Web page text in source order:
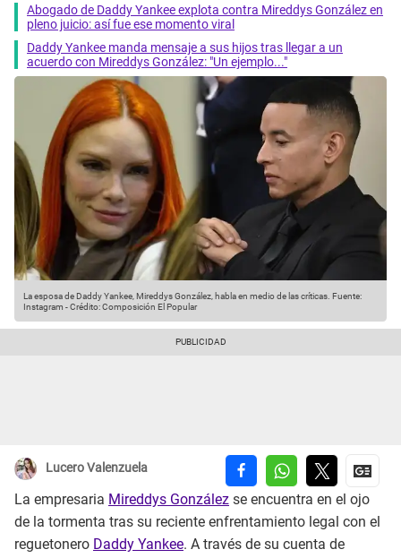
Abogado de Daddy Yankee explota contra Mireddys González en
pleno juicio: así fue ese momento viral
Daddy Yankee manda mensaje a sus hijos tras llegar a un
acuerdo con Mireddys González: "Un ejemplo..."
La esposa de Daddy Yankee, Mireddys González, habla en medio de las críticas. Fuente:
Instagram -Crédito: Composición El Popular
Lucero Valenzuela
La empresaria Mireddys González se encuentra en el ojo
de la tormenta tras su reciente enfrentamiento legal con el
reguetonero Daddy Yankee. A través de su cuenta de